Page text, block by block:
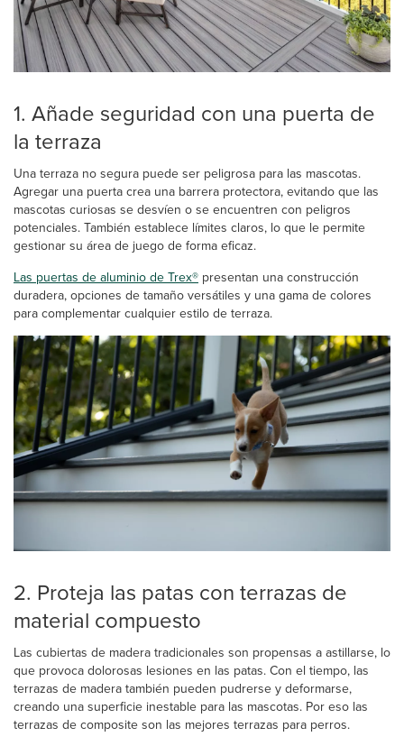
1. Añade seguridad con una puerta de
la terraza
Una terraza no segura puede ser peligrosa para las mascotas.
Agregar una puerta crea una barrera protectora, evitando que las
mascotas curiosas se desvíen o se encuentren con peligros
potenciales. También establece límites claros, lo que le permite
gestionar su área de juego de forma eficaz.
Las puertas de aluminio de Trex® presentan una construcción
duradera, opciones de tamaño versátiles y una gama de colores
para complementar cualquier estilo de terraza.
2. Proteja las patas con terrazas de
material compuesto
Las cubiertas de madera tradicionales son propensas a astillarse, lo
que provoca dolorosas lesiones en las patas. Con el tiempo, las
terrazas de madera también pueden pudrerse y deformarse,
creando una superficie inestable para las mascotas. Por eso las
terrazas de composite son las mejores terrazas para perros.